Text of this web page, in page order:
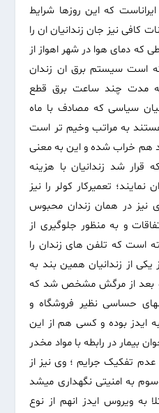
که این روزها شرایط
کافی نیز جان زندانیان ان را
که دمای هوا در شهر اهواز از
است سیستم برق ان زندان
مدت چند ساعت برق قطع
سیاسی که مصادف با ماه
به مراتب وخیم تر است
هم خراب شده و این به معنی
شد زندانیان با هزینه
تعمیرکار کولر را نیز
نیز در همان زندان محبوس
و به منظور جلوگیری از
است که تلفن های زندان را
از زندانیان همین بند به
و بعد از مرگش مشخص شد که
حساسی نظیر فروشگاه و
به ایدز بوده و کسی هم از این
بیمار در رابطه با مواد مخدر
تفکیک جرایم ؛ وی نیز از
به امنیتی نگهداری میشد
به ویروس ایدز انهم از نوع